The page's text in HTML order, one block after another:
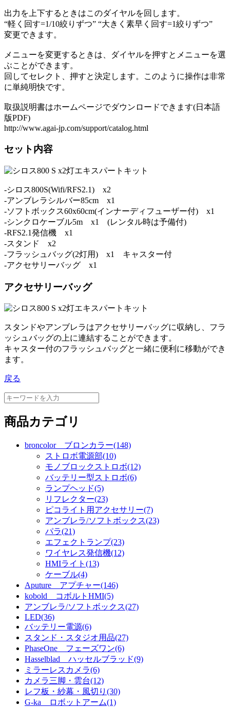
出力を上下するときはこのダイヤルを回します。
“軽く回す=1/10絞りずつ” “大きく素早く回す=1絞りずつ”
変更できます。
メニューを変更するときは、ダイヤルを押すとメニューを選
ぶことができます。
回してセレクト、押すと決定します。このように操作は非常
に単純明快です。
取扱説明書はホームページでダウンロードできます(日本語
版PDF)
http://www.agai-jp.com/support/catalog.html
セット内容
-シロス800S(Wifi/RFS2.1) x2
-アンブレラシルバー85cm x1
-ソフトボックス60x60cm(インナーディフューザー付) x1
-シンクロケーブル5m x1 (レンタル時は予備付)
-RFS2.1発信機 x1
-スタンド x2
-フラッシュバッグ(2灯用) x1 キャスター付
-アクセサリーバッグ x1
アクセサリーバッグ
スタンドやアンブレラはアクセサリーバッグに収納し、フラ
ッシュバッグの上に連結することができます。
キャスター付のフラッシュバッグと一緒に便利に移動ができ
ます。
戻る
商品カテゴリ
broncolor ブロンカラー(148)
ストロボ電源部(10)
モノブロックストロボ(12)
バッテリー型ストロボ(6)
ランプヘッド(5)
リフレクター(23)
ピコライト用アクセサリー(7)
アンブレラ/ソフトボックス(23)
パラ(21)
エフェクトランプ(23)
ワイヤレス発信機(12)
HMIライト(13)
ケーブル(4)
Aputure アプチャー(146)
kobold コボルトHMI(5)
アンブレラ/ソフトボックス(27)
LED(36)
バッテリー電源(6)
スタンド・スタジオ用品(27)
PhaseOne フェーズワン(6)
Hasselblad ハッセルブラッド(9)
ミラーレスカメラ(6)
カメラ三脚・雲台(12)
レフ板・紗幕・風切り(30)
G-ka ロボットアーム(1)